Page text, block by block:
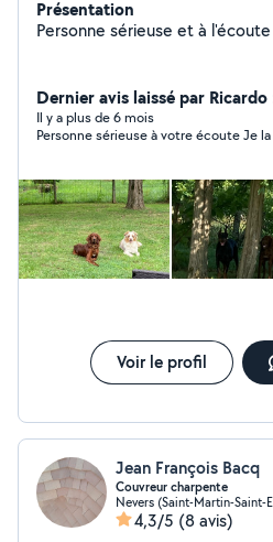
Présentation
Personne sérieuse et à l'écoute
Dernier avis laissé par
Il y a plus de 6 mois
Personne
Voir le profil
Jean François Bacq
Couvreur charpente
Nevers (Saint-Martin-Saint-
4,3/5 (8 avis)